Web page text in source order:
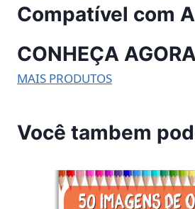
Compatível com
CONHEÇA
MAIS PRODUTOS
Você tambem